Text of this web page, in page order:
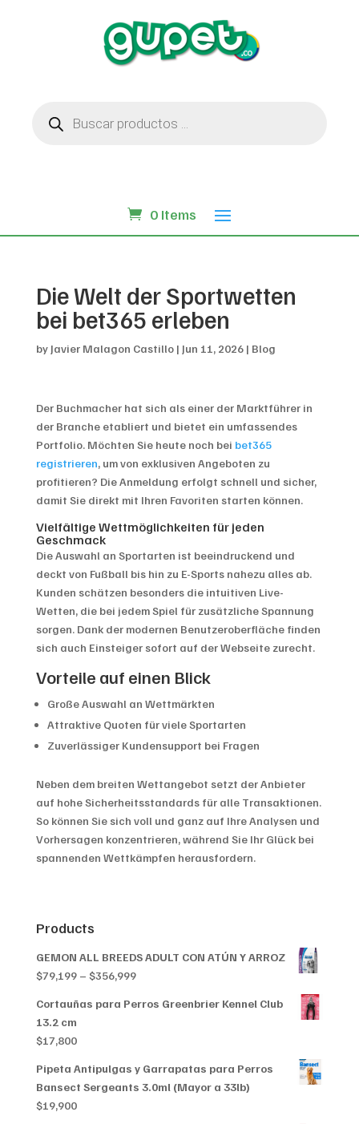
productos
0 Items
Die Welt der Sportwetten
bei bet365 erleben
by Javier Malagon Castillo| Jun 11, 2026| Blog
Der Buchmacher hat sich als einer der Marktführer in
der Branche etabliert und bietet ein umfassendes
Portfolio. Möchten Sie heute noch bei bet365
registrieren, um von exklusiven Angeboten zu
profitieren? Die Anmeldung erfolgt schnell und sicher,
damit Sie direkt mit Ihren Favoriten starten können.
Vielfältige Wettmöglichkeiten für jeden
Geschmack
Die Auswahl an Sportarten ist beeindruckend und
deckt von Fußball bis hin zu E-Sports nahezu alles ab.
Kunden schätzen besonders die intuitiven Live-
Wetten, die bei jedem Spiel für zusätzliche Spannung
sorgen. Dank der modernen Benutzeroberfläche finden
sich auch Einsteiger sofort auf der Webseite zurecht.
Vorteile auf einen Blick
Große Auswahl an Wettmärkten
Attraktive Quoten für viele Sportarten
Zuverlässiger Kundensupport bei Fragen
Neben dem breiten Wettangebot setzt der Anbieter
auf hohe Sicherheitsstandards für alle Transaktionen.
So können Sie sich voll und ganz auf Ihre Analysen und
Vorhersagen konzentrieren, während Sie Ihr Glück bei
spannenden Wettkämpfen herausfordern.
Products
GEMON ALL BREEDS ADULT CON ATÚN Y ARROZ
$79,199 – $356,999Price
$79,199
Cortauñas para Perros Greenbrier Kennel Club
13.2 cm
$17,800
Pipeta Antipulgas y Garrapatas para Perros
Bansect Sergeants 3.0ml (Mayor a 33lb)
$19,900